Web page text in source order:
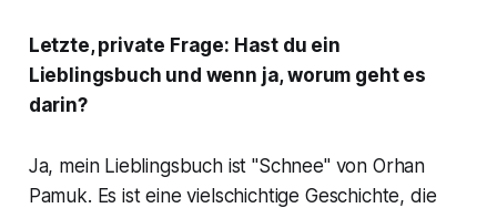
Letzte, private Frage: Hast du ein
Lieblingsbuch und wenn ja, worum geht es
darin?
Ja, mein Lieblingsbuch ist "Schnee" von Orhan
Pamuk. Es ist eine vielschichtige Geschichte, die